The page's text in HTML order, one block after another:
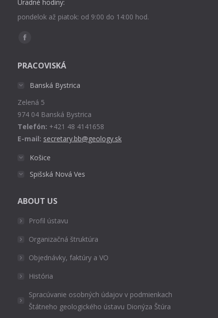
Úradné hodiny:
pondelok až piatok: od 9:00 do 14:00 hod.
Find us on:
Facebook
opens
window
PRACOVISKÁ
Banská Bystrica
Zelená 5
974 04 Banská Bystrica
Telefón: +421 48 4141658
E-mail: secretary.bb@geology.sk
Košice
Spišská Nová Ves
ABOUT US
Profil ústavu
Organizačná štruktúra
Objednávky, faktúry a VO
História
Spracúvanie osobných údajov v podmienkach
Štátneho geologického ústavu Dionýza Štúra